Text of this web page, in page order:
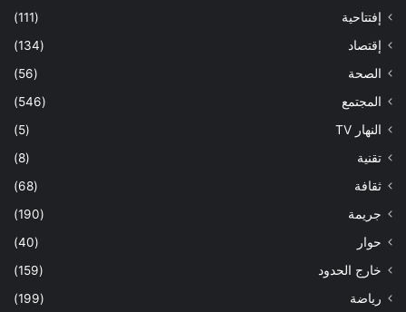
إفتتاحية
(111)
إقتصاد
(134)
الصحة
(56)
المجتمع
(546)
النهار TV
(5)
تقنية
(8)
ثقافة
(68)
جريمة
(190)
حوار
(40)
خارج الحدود
(159)
رياضة
(199)